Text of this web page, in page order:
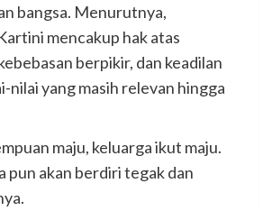
bangsa. Menurutnya,
mencakup hak atas
berpikir, dan keadilan
yang masih relevan hingga
maju, keluarga ikut maju.
pun akan berdiri tegak dan